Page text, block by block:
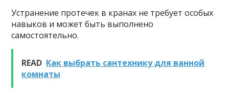
Устранение протечек в кранах не требует особых
навыков и может быть выполнено
самостоятельно.
READ Как выбрать сантехнику для ванной
комнаты